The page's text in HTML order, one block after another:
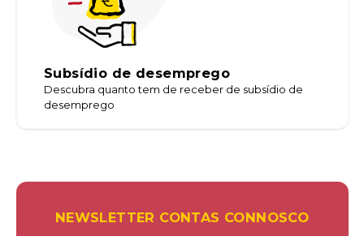
Subsídio de desemprego
Descubra quanto tem de receber de subsídio de
desemprego
NEWSLETTER CONTAS CONNOSCO